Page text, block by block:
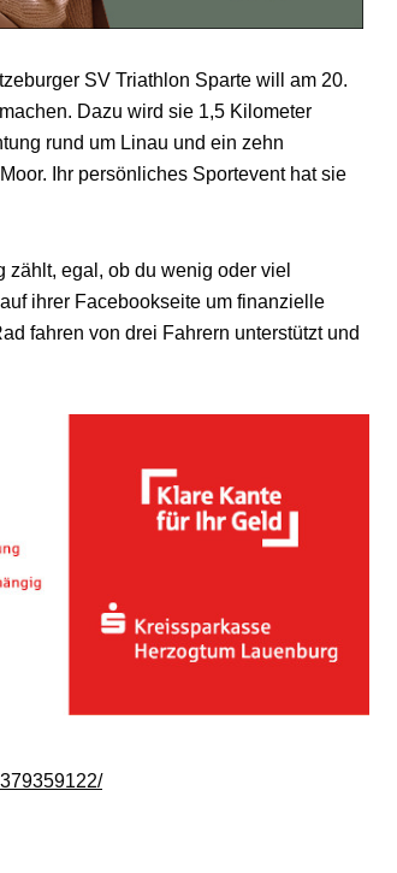
SV Triathlon Sparte will am 20.
Dazu wird sie 1,5 Kilometer
rund um Linau und ein zehn
Ihr persönliches Sportevent hat sie
zählt, egal, ob du wenig oder viel
ihrer Facebookseite um finanzielle
fahren von drei Fahrern unterstützt und